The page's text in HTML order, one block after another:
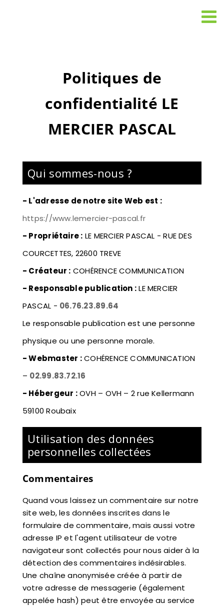
Politiques de
confidentialité LE
MERCIER PASCAL
Qui sommes-nous ?
- L'adresse de notre site Web est :
https://www.lemercier-pascal.fr
- Propriétaire : LE MERCIER PASCAL -RUE DES
COURCETTES, 22600 TREVE
- Créateur : COHÉRENCE COMMUNICATION
- Responsable publication :LE MERCIER
PASCAL - 06.76.23.89.64
Le responsable publication est une personne
physique ou une personne morale.
- Webmaster : COHÉRENCE COMMUNICATION
– 02.99.83.72.16
- Hébergeur : OVH– OVH – 2 rue Kellermann
59100 Roubaix
Utilisation des données
personnelles collectées
Commentaires
Quand vous laissez un commentaire sur notre
site web, les données inscrites dans le
formulaire de commentaire, mais aussi votre
adresse IP et l'agent utilisateur de votre
navigateur sont collectés pour nous aider à la
détection des commentaires indésirables.
Une chaîne anonymisée créée à partir de
votre adresse de messagerie (également
appelée hash) peut être envoyée au service